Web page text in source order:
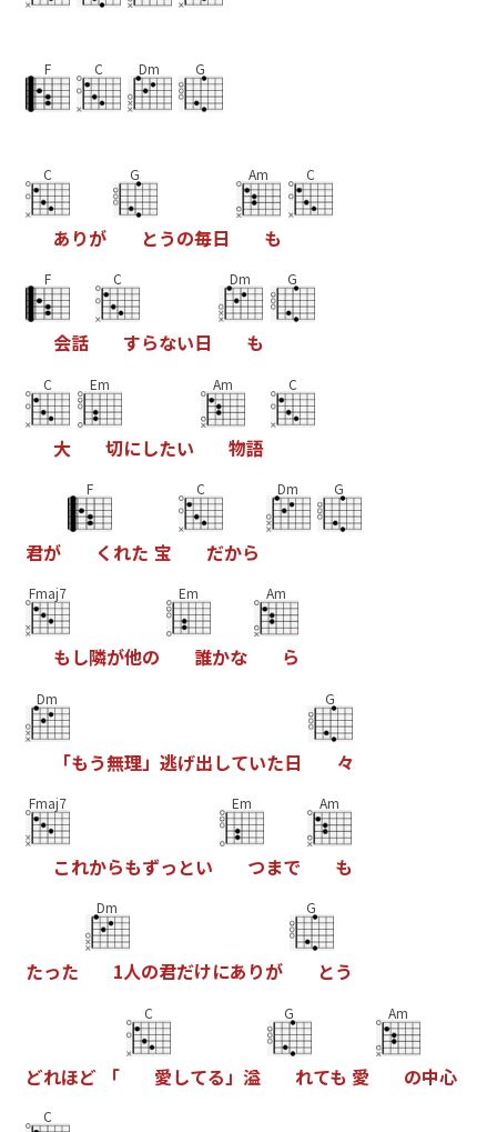
F C Dm G
C
あ りが
G
とうの毎日
Am
も
C
F
会話
C
すらない日
Dm
も
G
C
大
Em
切にしたい
Am
物語
C
君が
F
く れた 宝
C
だから
Dm G
Fmaj7
もし隣が他の
Em
誰かな
Am
ら
Dm
「もう無理」 逃げ出していた日
G
々
Fmaj7
これからもずっ とい
Em
つまで
Am
も
たった
Dm
1人の君だけにあ りが
G
とう
どれほど 「
C
愛してる 」 溢
G
れても 愛
Am
の中心
C